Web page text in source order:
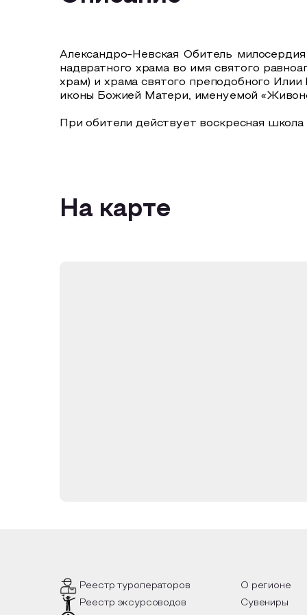
Александро-Невская Обитель
надвратного храма во имя святого
храм) и храма святого преподобного
иконы Божией Матери, именуемой
При обители действует воскресная школа
На карте
Реестр туроператоров О регионе
Реестр эксурсоводов
Сувениры